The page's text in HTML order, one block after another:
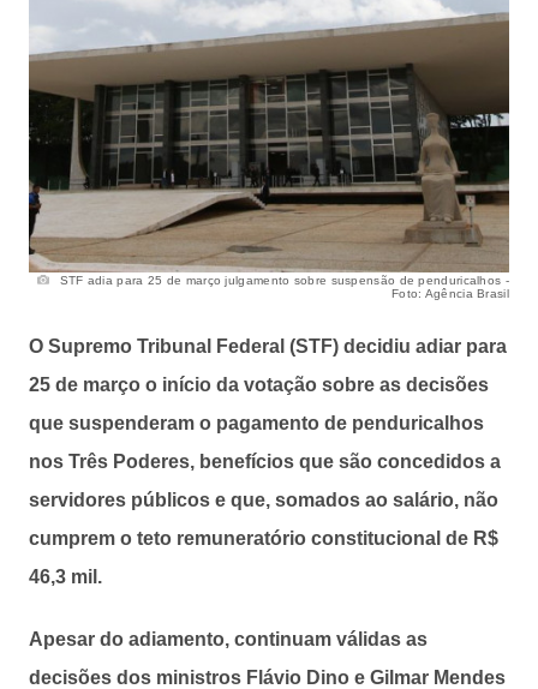
STF adia para 25 de março julgamento sobre suspensão de penduricalhos -
Foto: Agência Brasil
O Supremo Tribunal Federal (STF) decidiu adiar para
25 de março o início da votação sobre as decisões
que suspenderam o pagamento de penduricalhos
nos Três Poderes, benefícios que são concedidos a
servidores públicos e que, somados ao salário, não
cumprem o teto remuneratório constitucional de R$
46,3 mil.
Apesar do adiamento, continuam válidas as
decisões dos ministros Flávio Dino e Gilmar Mendes